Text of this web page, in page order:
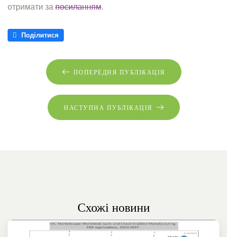
отримати за посиланням.
Поділитися
ПОПЕРЕДНЯ ПУБЛІКАЦІЯ
НАСТУПНА ПУБЛІКАЦІЯ
Схожі новини